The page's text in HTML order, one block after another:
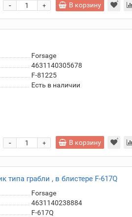
+
- В корзину
Forsage
4631140305678
F-81225
Есть в наличии
+
- В корзину
типа грабли , в блистере F-617Q
Forsage
4631140238884
F-617Q